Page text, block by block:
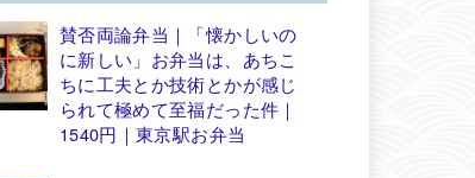
賛否両論弁当｜「懐かしいの
に新しい」お弁当は、あちこ
ちに工夫とか技術とかが感じ
られて極めて至福だった件｜
1540円｜東京駅お弁当